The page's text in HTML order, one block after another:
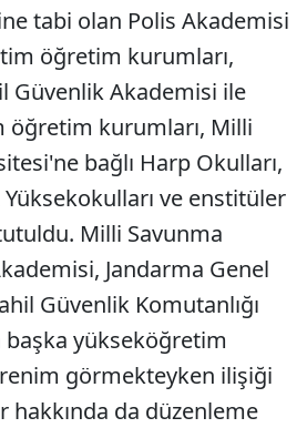
tabi olan Polis Akademisi
öğretim kurumları,
Güvenlik Akademisi ile
öğretim kurumları, Milli
bağlı Harp Okulları,
ve enstitüler
Milli Savunma
Jandarma Genel
Güvenlik Komutanlığı
başka yükseköğretim
görmekteyken ilişiği
hakkında da düzenleme